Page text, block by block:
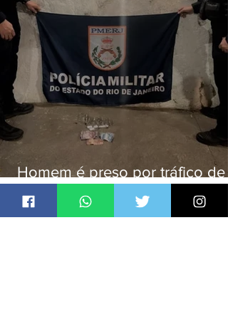
Homem é preso por tráfico de
drogas em Niterói